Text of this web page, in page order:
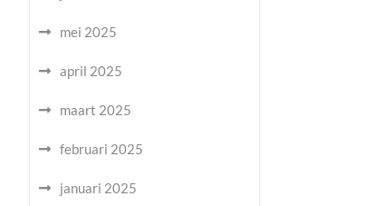
mei 2025
april 2025
maart 2025
februari 2025
januari 2025